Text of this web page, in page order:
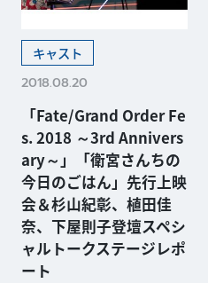
キャスト
2018.08.20
「Fate/Grand Order Fe
s. 2018 ～3rd Annivers
ary～」「衛宮さんちの
今日のごはん」先行上映
会＆杉山紀彰、植田佳
奈、下屋則子登壇スペシ
ャルトークステージレポ
ート